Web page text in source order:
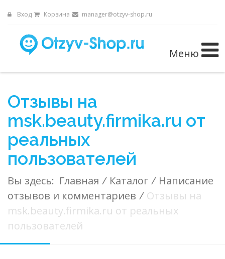
Вход Корзина manager@otzyv-shop.ru
Меню
Отзывы на
msk.beauty.firmika.ru от
реальных
пользователей
Вы здесь: Главная / Каталог / Написание
отзывов и комментариев / Отзывы на
msk.beauty.firmika.ru от реальных
пользователей